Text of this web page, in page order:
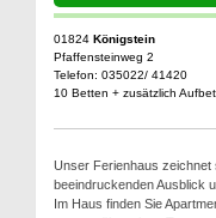
01824 Königstein
Pfaffensteinweg 2
Telefon: 035022/ 41420
10 Betten + zusätzlich
Unser Ferienhaus zeichnet
beeindruckenden Ausblick
Im Haus finden Sie